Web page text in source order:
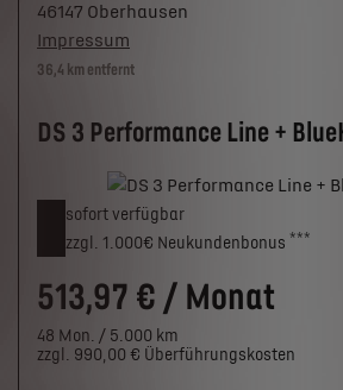
36,4 km entfernt
DS 3 Performance Line +
sofort verfügbar
zzgl. 1.000€ Neukunden­bonus ***
513,97 € / Monat
48 Mon. / 5.000 km
zzgl. 990,00 € Überführungskosten
46147 Oberhausen
Impressum